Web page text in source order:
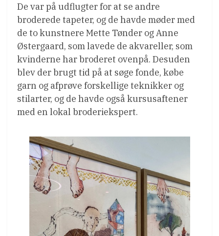
De var på udflugter for at se andre
broderede tapeter, og de havde møder med
de to kunstnere Mette Tønder og Anne
Østergaard, som lavede de akvareller, som
kvinderne har broderet ovenpå. Desuden
blev der brugt tid på at søge fonde, købe
garn og afprøve forskellige teknikker og
stilarter, og de havde også kursusaftener
med en lokal broderiekspert.